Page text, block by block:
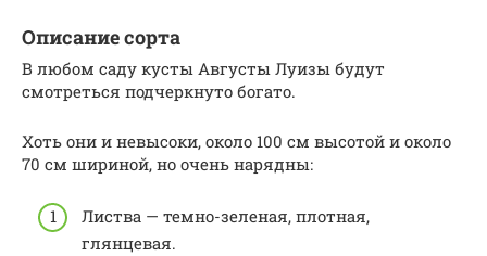
Описание сорта
В любом саду кусты Августы Луизы будут
смотреться подчеркнуто богато.
Хоть они и невысоки, около 100 см высотой и около
70 см шириной, но очень нарядны:
Листва — темно-зеленая, плотная,
глянцевая.